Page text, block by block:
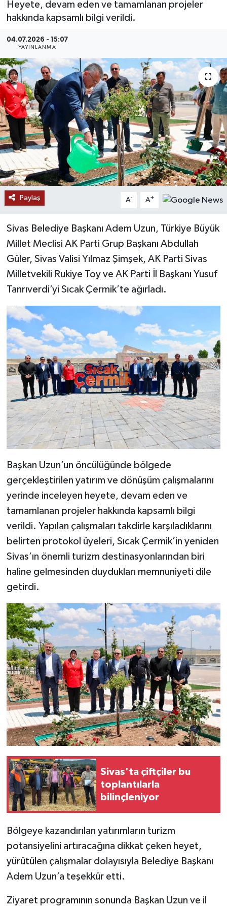
Heyete, devam eden ve tamamlanan projeler
hakkında kapsamlı bilgi verildi.
04.07.2026 - 15:07
YAYINLANMA
Paylaş A- A+
Sivas Belediye Başkanı Adem Uzun, Türkiye Büyük
Millet Meclisi AK Parti Grup Başkanı Abdullah
Güler, Sivas Valisi Yılmaz Şimşek, AK Parti Sivas
Milletvekili Rukiye Toy ve AK Parti İl Başkanı Yusuf
Tanrıverdi’yi Sıcak Çermik’te ağırladı.
Başkan Uzun’un öncülüğünde bölgede
gerçekleştirilen yatırım ve dönüşüm çalışmalarını
yerinde inceleyen heyete, devam eden ve
tamamlanan projeler hakkında kapsamlı bilgi
verildi. Yapılan çalışmaları takdirle karşıladıklarını
belirten protokol üyeleri, Sıcak Çermik’in yeniden
Sivas’ın önemli turizm destinasyonlarından biri
haline gelmesinden duydukları memnuniyeti dile
getirdi.
Sivas'ta çiftçiler bu
toplantılarla
bilinçleniyor
Bölgeye kazandırılan yatırımların turizm
potansiyelini artıracağına dikkat çeken heyet,
yürütülen çalışmalar dolayısıyla Belediye Başkanı
Adem Uzun’a teşekkür etti.
Ziyaret programının sonunda Başkan Uzun ve il
MAGAZİN
ÖZEL HABER
RESMİ İLANLAR
SAĞLIK
SİYASET
SOSYAL YARDIMLAR
SPONSORLU YAZI
SPOR
TEKNOLOJİ